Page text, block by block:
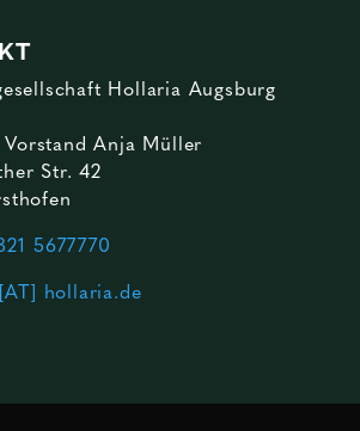
Hollaria Augsburg
Anja Müller
Str. 42
5677770
hollaria.de